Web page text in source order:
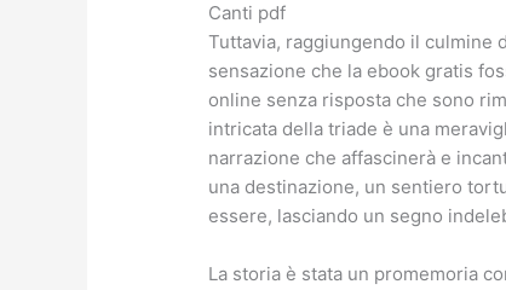
Canti pdf
Tuttavia, raggiungendo il culmine
sensazione che la ebook gratis
online senza risposta che sono
intricata della triade è una
narrazione che affascinerà e
una destinazione, un sentiero
essere, lasciando un segno
La storia è stata un promemoria